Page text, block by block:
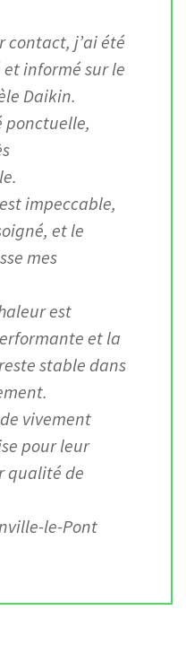
contact, j’ai été
informé sur le
Daikin.
ponctuelle,
impeccable,
et le
mes
est
et la
stable dans
vivement
pour leur
qualité de
le-Pont